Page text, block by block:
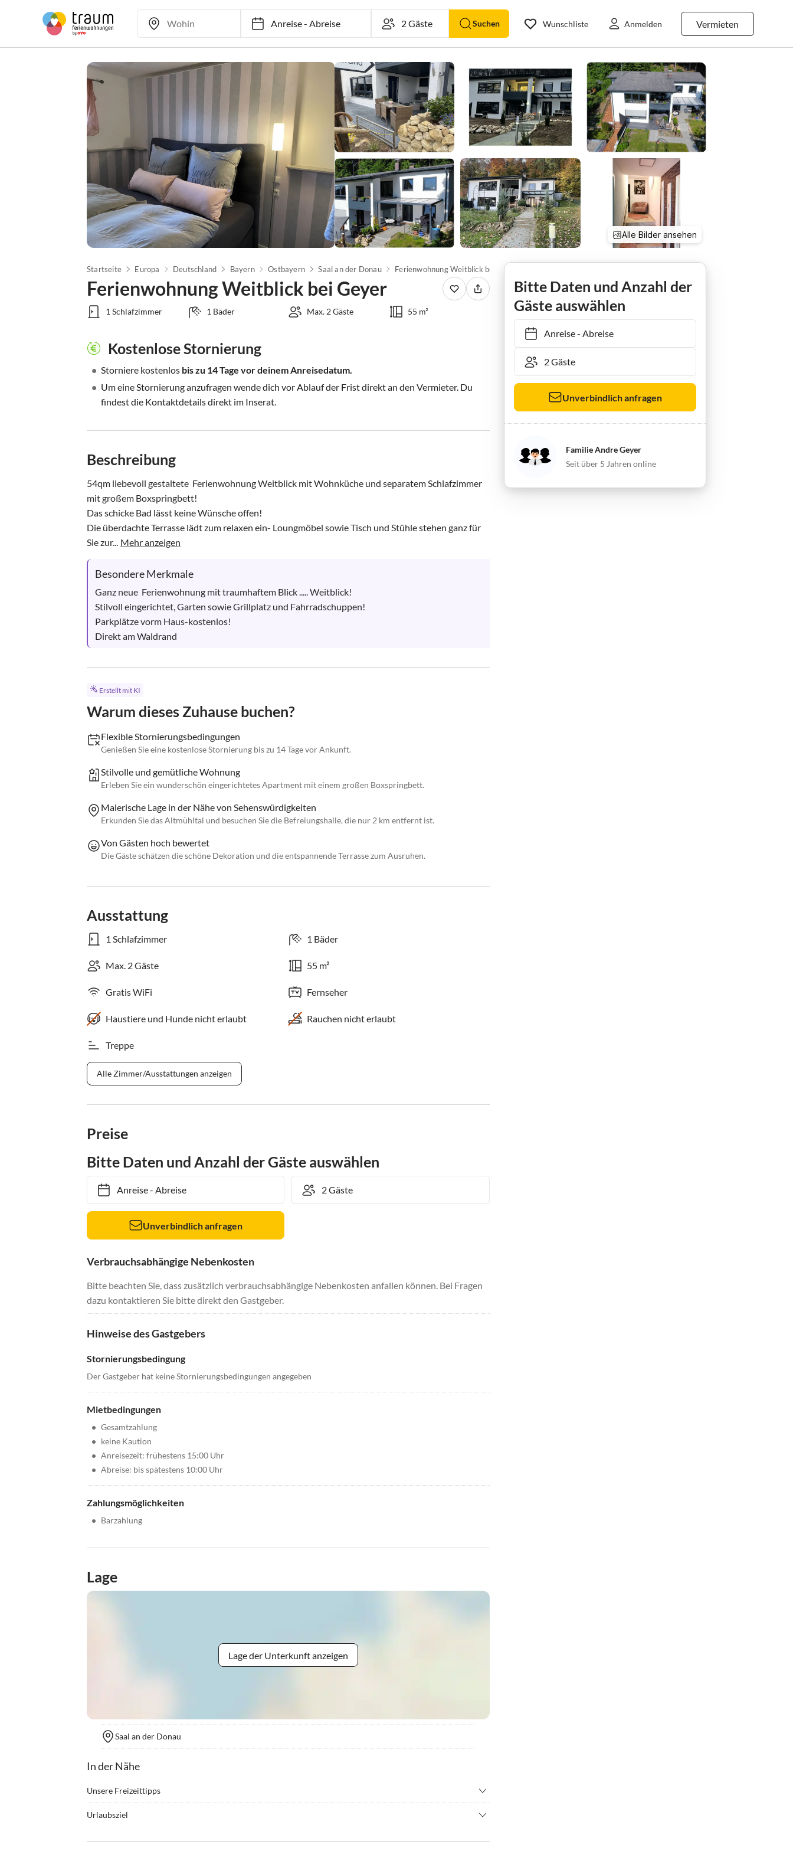
Anreise-Abreise Suchen Vermieten
Wunschliste Anmelden
Alle Bilder ansehen
Startseite Europa Deutschland Bayern Ostbayern Saal an der Donau
Ferienwohnung Weitblick bei Geyer
1 Schlafzimmer 1 Bäder Max. 2 Gäste 55 m²
Kostenlose Stornierung
• Storniere kostenlos bis zu 14 Tage vor deinem Anreisedatum.
• Um eine Stornierung anzufragen wende dich vor Ablauf der Frist direkt an den Vermieter. Du
findest die Kontaktdetails direkt im Inserat.
Beschreibung
54qm liebevoll gestaltete  Ferienwohnung Weitblick mit Wohnküche und separatem Schlafzimmer
mit großem Boxspringbett!
Das schicke Bad lässt keine Wünsche offen!
Die überdachte Terrasse lädt zum relaxen ein- Loungmöbel sowie Tisch und Stühle stehen ganz für
Sie zur... Mehr anzeigen
Besondere Merkmale
Ganz neue  Ferienwohnung mit traumhaftem Blick ..... Weitblick!
Stilvoll eingerichtet, Garten sowie Grillplatz und Fahrradschuppen!
Parkplätze vorm Haus-kostenlos!
Direkt am Waldrand
Erstellt mit KI
Warum dieses Zuhause buchen?
Flexible Stornierungsbedingungen
Genießen Sie eine kostenlose Stornierung bis zu 14 Tage vor Ankunft.
Stilvolle und gemütliche Wohnung
Erleben Sie ein wunderschön eingerichtetes Apartment mit einem großen Boxspringbett.
Malerische Lage in der Nähe von Sehenswürdigkeiten
Erkunden Sie das Altmühltal und besuchen Sie die Befreiungshalle, die nur 2 km entfernt ist.
Von Gästen hoch bewertet
Die Gäste schätzen die schöne Dekoration und die entspannende Terrasse zum Ausruhen.
Ausstattung
1 Schlafzimmer 1 Bäder
Max. 2 Gäste 55 m²
Gratis WiFi Fernseher
Haustiere und Hunde nicht erlaubt Rauchen nicht erlaubt
Treppe
Alle Zimmer/Ausstattungen anzeigen
Preise
Bitte Daten und Anzahl der Gäste auswählen
Anreise- Abreise
Unverbindlich anfragen
Verbrauchsabhängige Nebenkosten
Bitte beachten Sie, dass zusätzlich verbrauchsabhängige Nebenkosten anfallen können. Bei Fragen
dazu kontaktieren Sie bitte direkt den Gastgeber.
Hinweise des Gastgebers
Stornierungsbedingung
Der Gastgeber hat keine Stornierungsbedingungen angegeben
Mietbedingungen
• Gesamtzahlung
• keine Kaution
• Anreisezeit: frühestens 15:00 Uhr
• Abreise: bis spätestens 10:00 Uhr
Zahlungsmöglichkeiten
• Barzahlung
Lage
Lage der Unterkunft anzeigen
Saal an der Donau
In der Nähe
Unsere Freizeittipps
Urlaubsziel
Hoch über der kleinen Stadt Kelheim (2km entfernt)steht auf dem Michelsberg die Befreiungshalle!
Bitte Daten und Anzahl der
Gäste auswählen
Anreise- Abreise
Unverbindlich anfragen
Familie Andre Geyer
Seit über 5 Jahren online